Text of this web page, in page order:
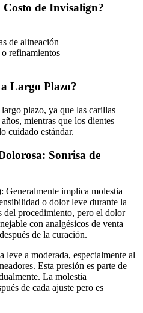
Costo de Invisalign?
de alineación
o refinamientos
Largo Plazo?
plazo, ya que las carillas
mientras que los dientes
cuidado estándar.
Sonrisa de
implica molestia
o dolor leve durante la
del procedimiento, pero el dolor
con analgésicos de venta
de la curación.
leve a moderada, especialmente al
Esta presión es parte de
La molestia
de cada ajuste pero es